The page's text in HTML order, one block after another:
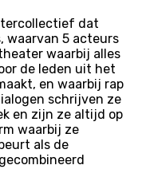
dat
waarvan 5 acteurs
waarbij alles
de leden uit het
en waarbij rap
schrijven ze
en zijn ze altijd op
waarbij ze
als de